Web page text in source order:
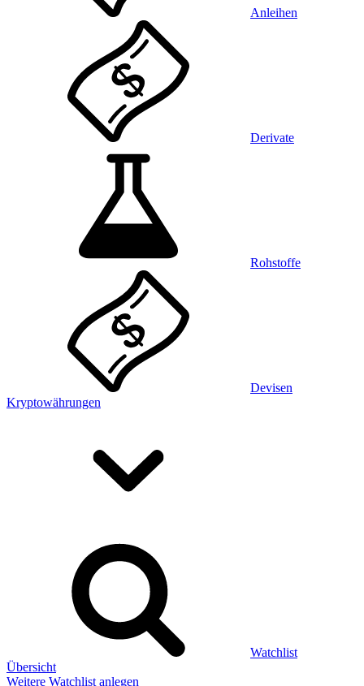
Anleihen
Derivate
Rohstoffe
Devisen
Kryptowährungen
Watchlist
Übersicht
Weitere Watchlist anlegen